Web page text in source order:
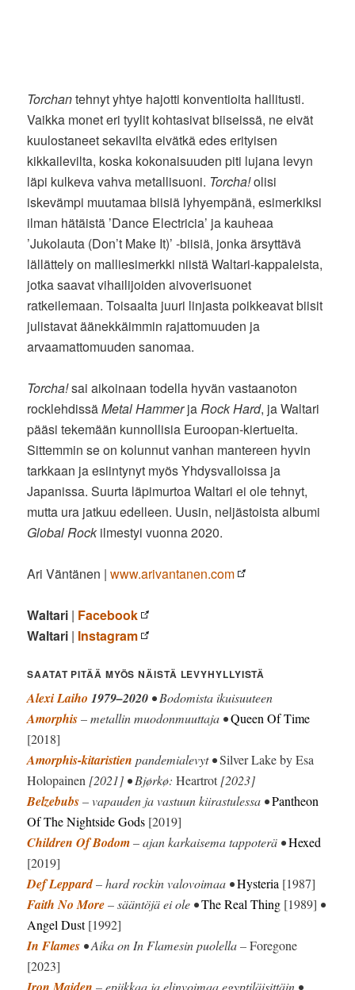
Torchantehnyt yhtye hajotti konventioita hallitusti.
Vaikka monet eri tyylit kohtasivat biiseissä, ne eivät
kuulostaneet sekavilta eivätkä edes erityisen
kikkailevilta, koska kokonaisuuden piti lujana levyn
läpi kulkeva vahva metallisuoni. Torcha!olisi
iskevämpi muutamaa biisiä lyhyempänä, esimerkiksi
ilman hätäistä ’Dance Electricia’ ja kauheaa
’Jukolauta (Don’t Make It)’ -biisiä, jonka ärsyttävä
lällättely on malliesimerkki niistä Waltari-kappaleista,
jotka saavat vihailijoiden aivoverisuonet
ratkeilemaan. Toisaalta juuri linjasta poikkeavat biisit
julistavat äänekkäimmin rajattomuuden ja
arvaamattomuuden sanomaa.
Torcha!sai aikoinaan todella hyvän vastaanoton
rocklehdissäMetal HammerjaRock Hard, ja Waltari
pääsi tekemään kunnollisia Euroopan-kiertueita.
Sittemmin se on kolunnut vanhan mantereen hyvin
tarkkaan ja esiintynyt myös Yhdysvalloissa ja
Japanissa. Suurta läpimurtoa Waltari ei ole tehnyt,
mutta ura jatkuu edelleen. Uusin, neljästoista albumi
Global Rockilmestyi vuonna 2020.
Ari Väntänen |www.arivantanen.com
Waltari | Facebook
Waltari | Instagram
SAATAT PITÄÄ MYÖS NÄISTÄ LEVYHYLLYISTÄ
Alexi Laiho 1979–2020 • Bodomista ikuisuuteen
Amorphis– metallin muodonmuuttaja •Queen Of Time
[2018]
Amorphis-kitaristien pandemialevyt •Silver Lake by Esa
Holopainen [2021] • Bjørkø:Heartrot[2023]
Belzebubs– vapauden ja vastuun kiirastulessa •Pantheon
Of The Nightside Gods [2019]
Children Of Bodom– ajan karkaisema tappoterä •Hexed
[2019]
Def Leppard– hard rockin valovoimaa •Hysteria [1987]
Faith No More– sääntöjä ei ole •The Real Thing [1989] •
Angel Dust[1992]
In Flames • Aika on In Flamesin puolella –Foregone
[2023]